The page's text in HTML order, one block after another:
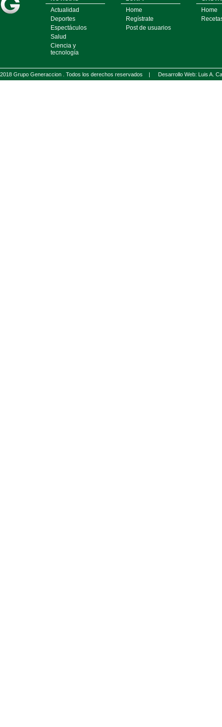
Actualidad
Deportes
Espectáculos
Salud
Ciencia y
tecnología
Home
Regístrate
Post de usuarios
Home
2018 Grupo Generaccion . Todos los derechos reservados | Desarrollo Web: Luis